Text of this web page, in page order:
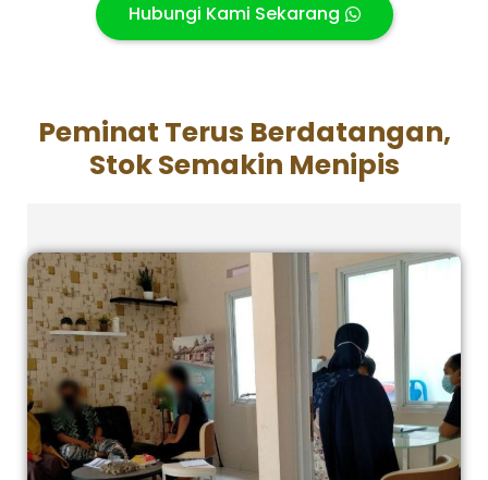
Hubungi Kami Sekarang
Peminat Terus Berdatangan,
Stok Semakin Menipis